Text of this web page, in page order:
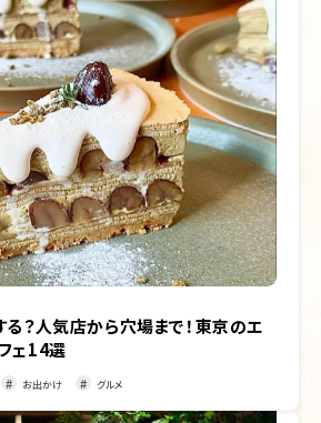
る？人気店から穴場まで！東京のエ
ェ14選
お出かけ グルメ